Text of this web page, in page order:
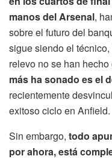
manos del Arsenal,
sobre el futuro del
sigue siendo el
relevo no se han hecho
más ha sonado es el
recientemente
exitoso ciclo en Anfield.
Sin embargo, todo
por ahora, está